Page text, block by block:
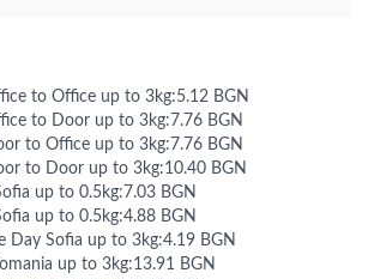
to Office up to 3kg:5.12 BGN
to Door up to 3kg:7.76 BGN
to Office up to 3kg:7.76 BGN
to Door up to 3kg:10.40 BGN
up to 0.5kg:7.03 BGN
up to 0.5kg:4.88 BGN
Day Sofia up to 3kg:4.19 BGN
up to 3kg:13.91 BGN